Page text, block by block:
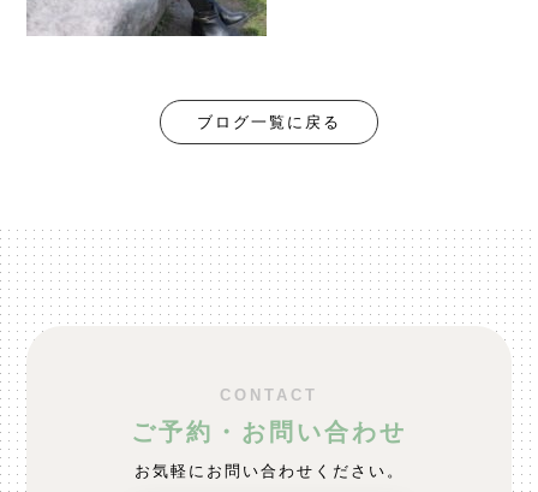
ブログ一覧に戻る
CONTACT
ご予約・お問い合わせ
お気軽にお問い合わせください。